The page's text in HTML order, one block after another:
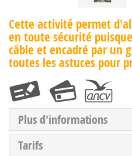
Cette activité permet
en toute sécurité
câble et encadré par un
toutes les astuces pour
Plus d'informations
Tarifs